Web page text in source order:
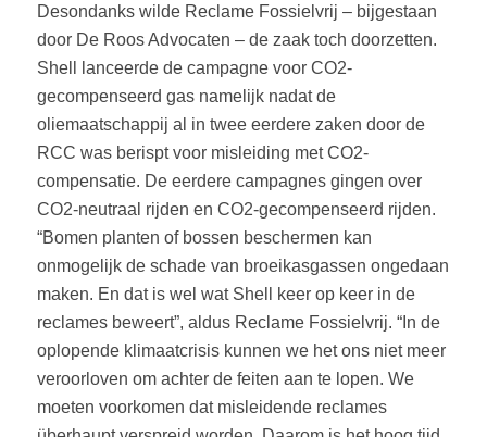
Desondanks wilde Reclame Fossielvrij – bijgestaan
door De Roos Advocaten – de zaak toch doorzetten.
Shell lanceerde de campagne voor CO2-
gecompenseerd gas namelijk nadat de
oliemaatschappij al in twee eerdere zaken door de
RCC was berispt voor misleiding met CO2-
compensatie. De eerdere campagnes gingen over
CO2-neutraal rijden en CO2-gecompenseerd rijden.
“Bomen planten of bossen beschermen kan
onmogelijk de schade van broeikasgassen ongedaan
maken. En dat is wel wat Shell keer op keer in de
reclames beweert”, aldus Reclame Fossielvrij. “In de
oplopende klimaatcrisis kunnen we het ons niet meer
veroorloven om achter de feiten aan te lopen. We
moeten voorkomen dat misleidende reclames